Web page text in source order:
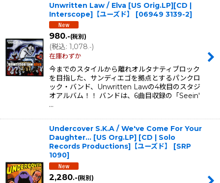
Unwritten Law / Elva [US Orig.LP][CD |
Interscope]【ユーズド】
[06949 3139-2]
980.-(税別)
(税込: 1,078.-)
在庫わずか
今までのスタイルから離れオルタナティブロック
を目指した、サンディエゴを拠点とするパンクロ
ック・バンド、Unwritten Lawの4枚目のスタジ
オアルバム！！ バンドは、6曲目収録の「Seein'
…
Undercover S.K.A / We've Come For Your
Daughter... [US Org.LP] [CD | Solo
Records Productions]【ユーズド】
[SRP
1090]
2,280.-(税別)